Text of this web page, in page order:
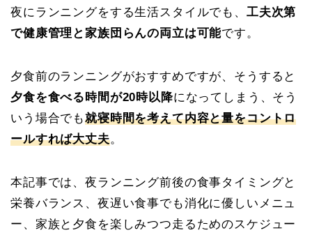
夜にランニングをする生活スタイルでも、 工夫次第
で健康管理と家族団らんの両立は可能です。
夕食前のランニングがおすすめですが、そうすると
夕食を食べる時間が20時以降になってしまう、そう
いう場合でも就寝時間を考えて内容と量をコントロ
ールすれば大丈夫。
本記事では、夜ランニング前後の食事タイミングと
栄養バランス、夜遅い食事でも消化に優しいメニュ
ー、家族と夕食を楽しみつつ走るためのスケジュー